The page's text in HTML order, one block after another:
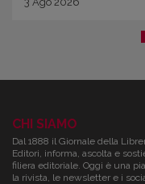
CHI SIAMO
Dal 1888 il Giornale della
Editori, informa, ascolta e
filiera editoriale. Oggi è una
la rivista, le newsletter e i